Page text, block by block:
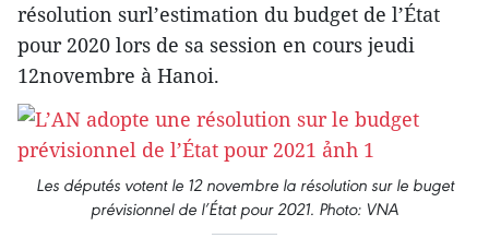
résolution surl’estimation du budget de l’État
pour 2020 lors de sa session en cours jeudi
12novembre à Hanoi.
Les députés votent le 12 novembre la résolution sur le buget
prévisionnel de l’État pour 2021. Photo: VNA